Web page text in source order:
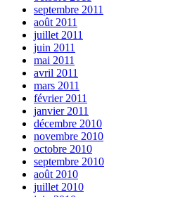
septembre 2011
août 2011
juillet 2011
juin 2011
mai 2011
avril 2011
mars 2011
février 2011
janvier 2011
décembre 2010
novembre 2010
octobre 2010
septembre 2010
août 2010
juillet 2010